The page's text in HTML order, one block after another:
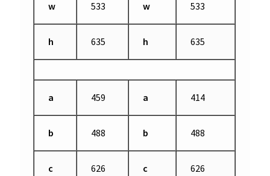
w 533 w 533
h 635 h 635
a 459 a 414
b 488 b 488
c 626 c 626